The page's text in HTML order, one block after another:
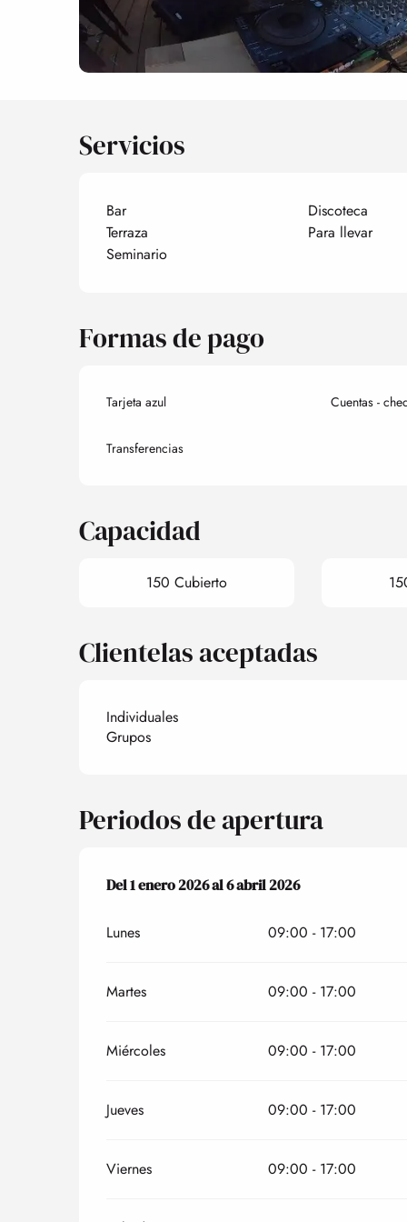
Servicios
Bar
Discoteca
Terraza
Para llevar
Seminario
Formas de pago
Tarjeta azul Cuentas -
Transferencias
Capacidad
150 Cubierto
Clientelas aceptadas
Individuales
Grupos
Periodos de apertura
Del1 enero 2026al6 abril 2026
Del1 enero 2026al6 abril 2026
Lunes 09:00 - 17:00
Martes 09:00 - 17:00
Miércoles 09:00 - 17:00
Jueves 09:00 - 17:00
Viernes 09:00 - 17:00